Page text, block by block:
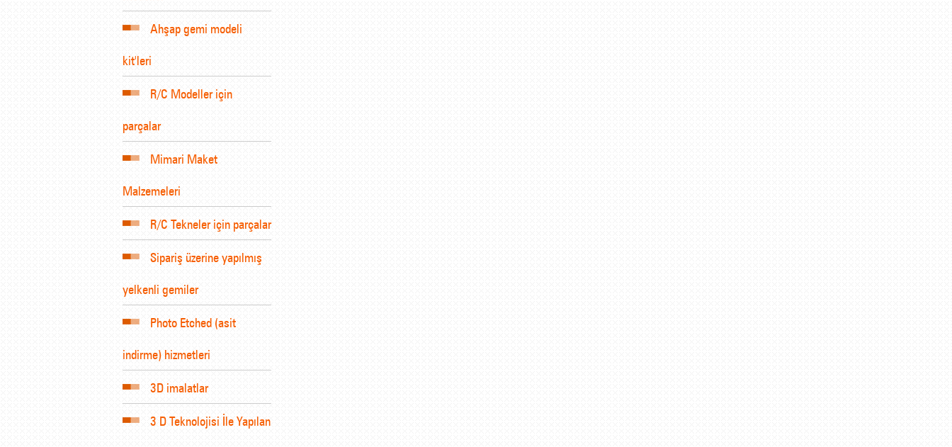
Ahşap gemi modeli
kit'leri
R/C Modeller için
parçalar
Mimari Maket
Malzemeleri
R/C Tekneler için parçalar
Sipariş üzerine yapılmış
yelkenli gemiler
Photo Etched (asit
indirme) hizmetleri
3D imalatlar
3 D Teknolojisi İle Yapılan